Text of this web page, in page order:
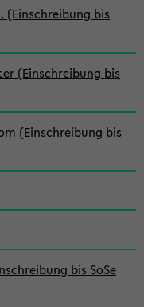
(Einschreibung bis
(Einschreibung bis
(Einschreibung bis
bis SoSe